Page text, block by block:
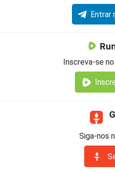
Entrar
Inscreva-se
Siga-nos